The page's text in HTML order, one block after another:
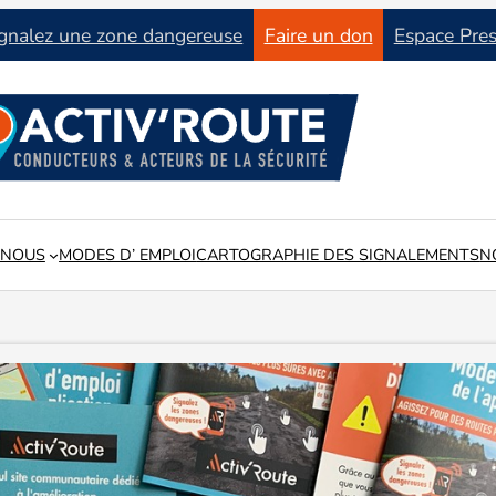
une zone dangereuse Faire un don Espace
MODES D’ EMPLOICARTOGRAPHIE DES SIGNALEMENTS